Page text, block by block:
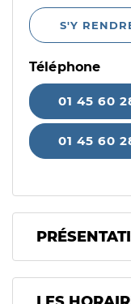
S'Y
Téléphone
01 45 60
01 45 60